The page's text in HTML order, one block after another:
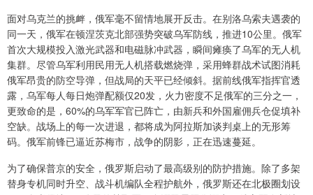
面对乌克兰的挑衅，俄军毫不留情地展开反击。在别洛乌索夫遇袭的
同一天，俄军在顿涅茨克北部强势突破乌军防线，推进10公里。俄军
首次大规模投入激光武器和电磁脉冲武器，瞬间瘫痪了乌军的无人机
集群。尽管乌军利用民用无人机搭载燃烧弹，采用蜂群战术试图消耗
俄军昂贵的防空导弹，但战局的天平已经倾斜。据前线俄军指挥官透
露，乌军每人每日炮弹配额仅20发，火力密度不足俄军的三分之一，
更致命的是，60%的乌军军官已阵亡，由新兵和外国雇佣兵仓促填补
空缺。战场上的每一次进退，都将成为阿拉斯加谈判桌上的无形筹
码。俄军前锋已逼近苏梅市，战争的阴影，正在迅速蔓延。
为了确保普京的安全，俄罗斯启动了最高级别的防护措施。除了多架
替身专机同时升空、战斗机编队全程护航外，俄罗斯还在北极圈划设